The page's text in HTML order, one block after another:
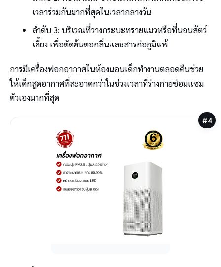
เวลาร่วมกันมากที่สุดในเวลากลางวัน
ลำดับ 3: บริเวณที่วางกระบะทรายแมวหรือที่นอนสัตว์
เลี้ยง เพื่อตัดต้นตอกลิ่นและสารก่อภูมิแพ้
การมีเครื่องฟอกอากาศในห้องนอนเด็กทำงานตลอดคืนช่วย
ให้เด็กสูดอากาศที่สะอาดกว่าในช่วงเวลาที่ร่างกายซ่อมแซม
ตัวเองมากที่สุด
#4